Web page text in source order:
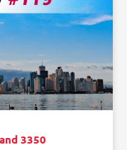
3350